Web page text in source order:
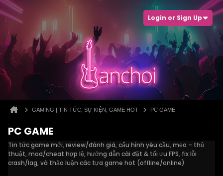
Login or Sign Up
GAMING | TIN TỨC, SỰ KIỆN, GAME HOT PC GAME
PC GAME
Tin tức game mới, review/đánh giá, cấu hình yêu cầu, mẹo – thủ
thuật, mod/cheat hợp lệ, hướng dẫn cài đặt & tối ưu FPS, fix lỗi
crash/lag, và thảo luận các tựa game hot (offline/online)